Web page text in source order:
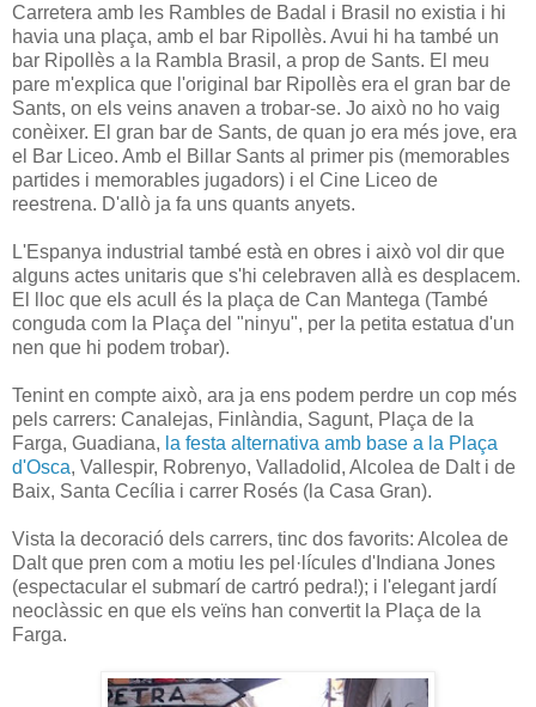
Carretera amb les Rambles de Badal i Brasil no existia i hi
havia una plaça, amb el bar Ripollès. Avui hi ha també un
bar Ripollès a la Rambla Brasil, a prop de Sants. El meu
pare m'explica que l'original bar Ripollès era el gran bar de
Sants, on els veins anaven a trobar-se. Jo això no ho vaig
conèixer. El gran bar de Sants, de quan jo era més jove, era
el Bar Liceo. Amb el Billar Sants al primer pis (memorables
partides i memorables jugadors) i el Cine Liceo de
reestrena. D'allò ja fa uns quants anyets.
L'Espanya industrial també està en obres i això vol dir que
alguns actes unitaris que s'hi celebraven allà es desplacem.
El lloc que els acull és la plaça de Can Mantega (També
conguda com la Plaça del "ninyu", per la petita estatua d'un
nen que hi podem trobar).
Tenint en compte això, ara ja ens podem perdre un cop més
pels carrers: Canalejas, Finlàndia, Sagunt, Plaça de la
Farga, Guadiana, la festa alternativa amb base a la Plaça
d'Osca, Vallespir, Robrenyo, Valladolid, Alcolea de Dalt i de
Baix, Santa Cecília i carrer Rosés (la Casa Gran).
Vista la decoració dels carrers, tinc dos favorits: Alcolea de
Dalt que pren com a motiu les pel·lícules d'Indiana Jones
(espectacular el submarí de cartró pedra!); i l'elegant jardí
neoclàssic en que els veïns han convertit la Plaça de la
Farga.